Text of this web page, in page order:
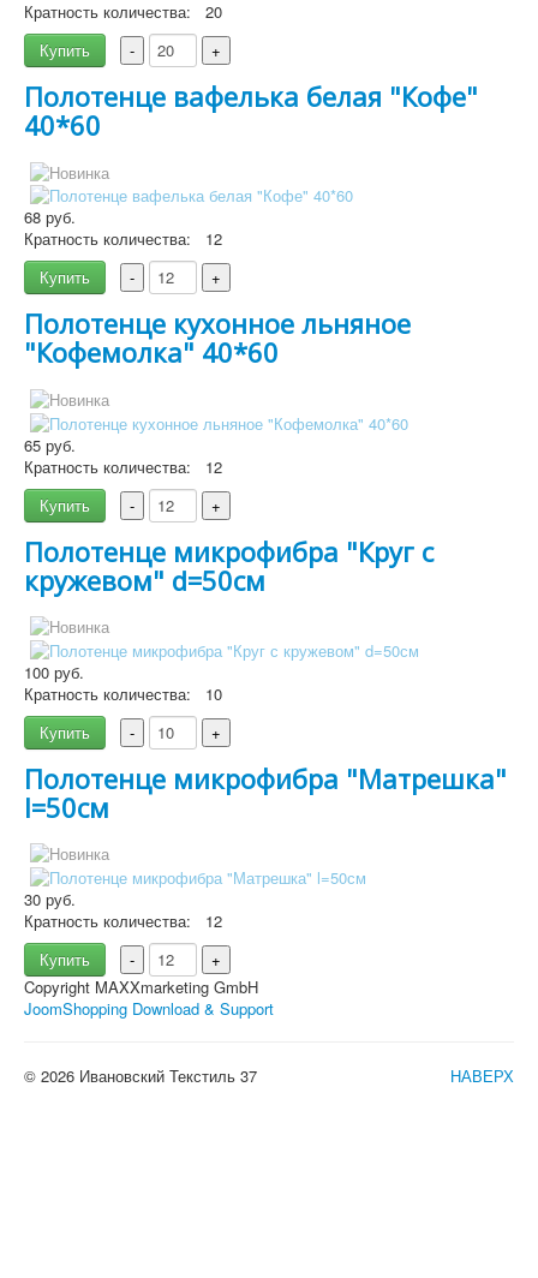
Подробнее
Кратность количества:
20
Купить
- +
Полотенце вафелька белая "Кофе"
40*60
Подробнее
68 руб.
Кратность количества:
12
Купить
- +
Полотенце кухонное льняное
"Кофемолка" 40*60
Подробнее
65 руб.
Кратность количества:
12
Купить
- +
Полотенце микрофибра "Круг с
кружевом" d=50см
Подробнее
100 руб.
Кратность количества:
10
Купить
- +
Полотенце микрофибра "Матрешка"
l=50см
Подробнее
30 руб.
Кратность количества:
12
Купить
-
+
Copyright MAXXmarketing GmbH
JoomShopping Download & Support
НАВЕРХ
© 2026 Ивановский Текстиль 37